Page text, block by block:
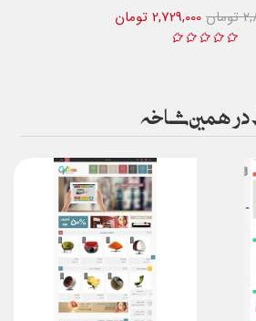
2,729,000 تومان
همین شاخه